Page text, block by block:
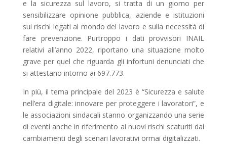
e la sicurezza sul lavoro, si tratta di un giorno per
sensibilizzare opinione pubblica, aziende e istituzioni
sui rischi legati al mondo del lavoro e sulla necessità di
fare prevenzione. Purtroppo i dati provvisori INAIL
relativi all’anno 2022, riportano una situazione molto
grave per quel che riguarda gli infortuni denunciati che
si attestano intorno ai 697.773.
In più, il tema principale del 2023 è “Sicurezza e salute
nell’era digitale: innovare per proteggere i lavoratori”, e
le associazioni sindacali stanno organizzando una serie
di eventi anche in riferimento ai nuovi rischi scaturiti dai
cambiamenti degli scenari lavorativi ormai digitalizzati.